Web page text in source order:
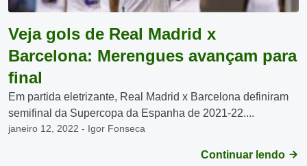
Veja gols de Real Madrid x
Barcelona: Merengues avançam para
final
Em partida eletrizante, Real Madrid x Barcelona definiram
semifinal da Supercopa da Espanha de 2021-22....
janeiro 12, 2022 - Igor Fonseca
Continuar lendo